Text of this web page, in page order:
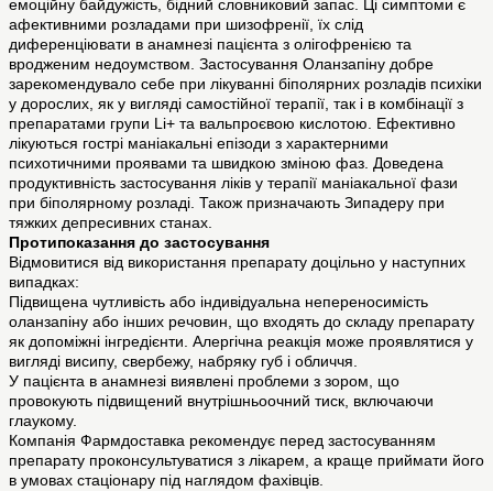
емоційну байдужість, бідний словниковий запас. Ці симптоми є
афективними розладами при шизофренії, їх слід
диференціювати в анамнезі пацієнта з олігофренією та
вродженим недоумством. Застосування Оланзапіну добре
зарекомендувало себе при лікуванні біполярних розладів психіки
у дорослих, як у вигляді самостійної терапії, так і в комбінації з
препаратами групи Li+ та вальпроєвою кислотою. Ефективно
лікуються гострі маніакальні епізоди з характерними
психотичними проявами та швидкою зміною фаз. Доведена
продуктивність застосування ліків у терапії маніакальної фази
при біполярному розладі. Також призначають Зипадеру при
тяжких депресивних станах.
Протипоказання до застосування
Відмовитися від використання препарату доцільно у наступних
випадках:
Підвищена чутливість або індивідуальна непереносимість
оланзапіну або інших речовин, що входять до складу препарату
як допоміжні інгредієнти. Алергічна реакція може проявлятися у
вигляді висипу, свербежу, набряку губ і обличчя.
У пацієнта в анамнезі виявлені проблеми з зором, що
провокують підвищений внутрішньоочний тиск, включаючи
глаукому.
Компанія Фармдоставка рекомендує перед застосуванням
препарату проконсультуватися з лікарем, а краще приймати його
в умовах стаціонару під наглядом фахівців.